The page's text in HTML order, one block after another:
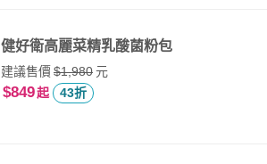
健好衛高麗菜精乳酸菌粉包
建議售價$1,980元
$849起 43折